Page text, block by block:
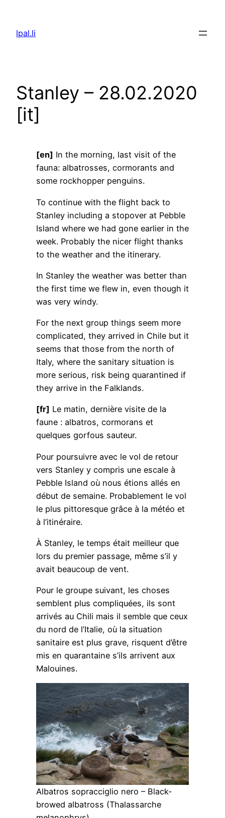
content
lpal.li
Stanley – 28.02.2020
[it]
[en] In the morning, last visit of the
fauna: albatrosses, cormorants and
some rockhopper penguins.
To continue with the flight back to
Stanley including a stopover at Pebble
Island where we had gone earlier in the
week. Probably the nicer flight thanks
to the weather and the itinerary.
In Stanley the weather was better than
the first time we flew in, even though it
was very windy.
For the next group things seem more
complicated, they arrived in Chile but it
seems that those from the north of
Italy, where the sanitary situation is
more serious, risk being quarantined if
they arrive in the Falklands.
[fr] Le matin, dernière visite de la
faune : albatros, cormorans et
quelques gorfous sauteur.
Pour poursuivre avec le vol de retour
vers Stanley y compris une escale à
Pebble Island où nous étions allés en
début de semaine. Probablement le vol
le plus pittoresque grâce à la météo et
à l’itinéraire.
À Stanley, le temps était meilleur que
lors du premier passage, même s’il y
avait beaucoup de vent.
Pour le groupe suivant, les choses
semblent plus compliquées, ils sont
arrivés au Chili mais il semble que ceux
du nord de l’Italie, où la situation
sanitaire est plus grave, risquent d’être
mis en quarantaine s’ils arrivent aux
Malouines.
Albatros sopracciglio nero – Black-
browed albatross (Thalassarche